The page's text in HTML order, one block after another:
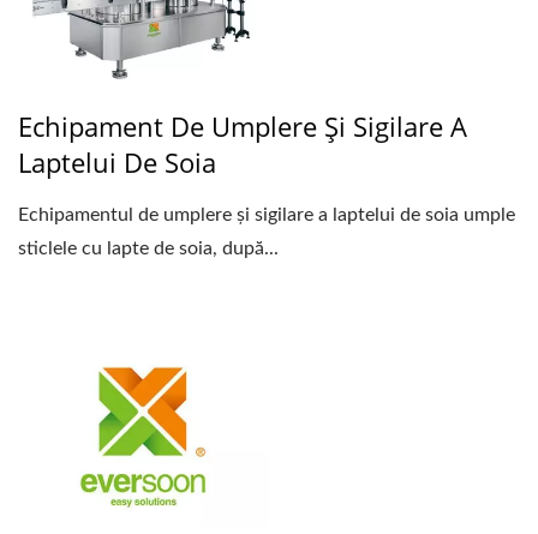
Echipament De Umplere Și Sigilare A
Laptelui De Soia
Echipamentul de umplere și sigilare a laptelui de soia umple
sticlele cu lapte de soia, după...